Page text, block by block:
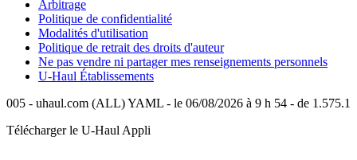
Arbitrage
Politique de confidentialité
Modalités d'utilisation
Politique de retrait des droits d'auteur
Ne pas vendre ni partager mes renseignements personnels
U-Haul Établissements
005 - uhaul.com (ALL) YAML - le 06/08/2026 à 9 h 54 - de 1.575.1
Télécharger le U-Haul Appli